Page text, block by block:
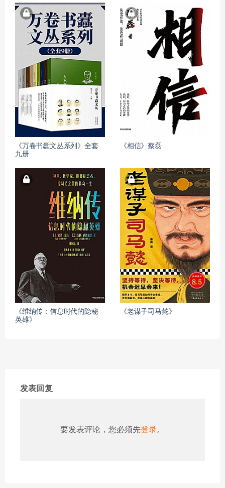
《万卷书蠹文丛系列》全套
九册
《相信》蔡磊
《维纳传：信息时代的隐秘
英雄》
《老谋子司马懿》
发表回复
要发表评论，您必须先登录。